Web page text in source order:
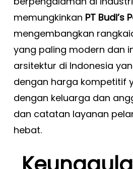
memungkinkan PT Budi’s
mengembangkan
yang paling modern dan
arsitektur di Indonesia
dengan harga kompetitif
dengan keluarga dan
dan catatan layanan
hebat.